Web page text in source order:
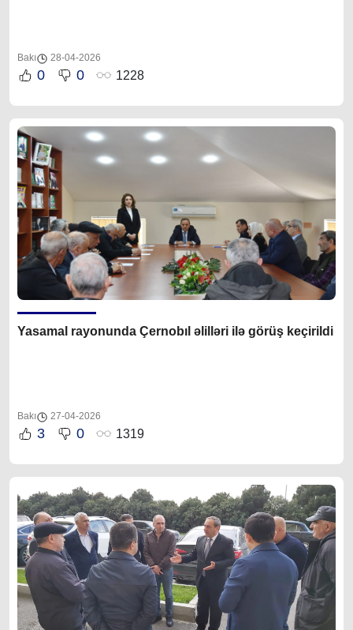
Bakı 28-04-2026
0 0 1228
Yasamal rayonunda Çernobıl əlilləri ilə görüş keçirildi
Bakı 27-04-2026
3 0 1319